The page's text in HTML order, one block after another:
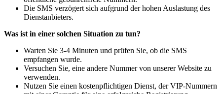
Die SMS verzögert sich aufgrund der hohen Auslastung des
Dienstanbieters.
Was ist in einer solchen Situation zu tun?
Warten Sie 3-4 Minuten und prüfen Sie, ob die SMS
empfangen wurde.
Versuchen Sie, eine andere Nummer von unserer Website zu
verwenden.
Nutzen Sie einen kostenpflichtigen Dienst, der VIP-Nummern